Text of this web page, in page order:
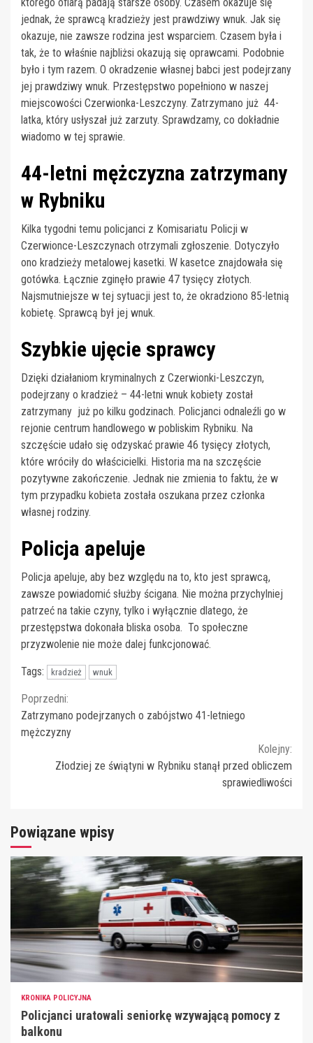
jednak, że sprawcą kradzieży jest prawdziwy wnuk. Jak się
okazuje, nie zawsze rodzina jest wsparciem. Czasem była i
tak, że to właśnie najbliżsi okazują się oprawcami. Podobnie
było i tym razem. O okradzenie własnej babci jest podejrzany
jej prawdziwy wnuk. Przestępstwo popełniono w naszej
miejscowości Czerwionka-Leszczyny. Zatrzymano już 44-
latka, który usłyszał już zarzuty. Sprawdzamy, co dokładnie
wiadomo w tej sprawie.
44-letni mężczyzna zatrzymany
w Rybniku
Kilka tygodni temu policjanci z Komisariatu Policji w
Czerwionce-Leszczynach otrzymali zgłoszenie. Dotyczyło
ono kradzieży metalowej kasetki. W kasetce znajdowała się
gotówka. Łącznie zginęło prawie 47 tysięcy złotych.
Najsmutniejsze w tej sytuacji jest to, że okradziono 85-letnią
kobietę. Sprawcą był jej wnuk.
Szybkie ujęcie sprawcy
Dzięki działaniom kryminalnych z Czerwionki-Leszczyn,
podejrzany o kradzież – 44-letni wnuk kobiety został
zatrzymany już po kilku godzinach. Policjanci odnaleźli go w
rejonie centrum handlowego w pobliskim Rybniku. Na
szczęście udało się odzyskać prawie 46 tysięcy złotych,
które wróciły do właścicielki. Historia ma na szczęście
pozytywne zakończenie. Jednak nie zmienia to faktu, że w
tym przypadku kobieta została oszukana przez członka
własnej rodziny.
Policja apeluje
Policja apeluje, aby bez względu na to, kto jest sprawcą,
zawsze powiadomić służby ścigana. Nie można przychylniej
patrzeć na takie czyny, tylko i wyłącznie dlatego, że
przestępstwa dokonała bliska osoba. To społeczne
przyzwolenie nie może dalej funkcjonować.
Tags: kradzież wnuk
Continue
Reading
Poprzedni:
Zatrzymano podejrzanych o zabójstwo 41-letniego
mężczyzny
Kolejny:
Złodziej ze świątyni w Rybniku stanął przed obliczem
sprawiedliwości
Powiązane wpisy
KRONIKA POLICYJNA
Policjanci uratowali seniorkę wzywającą pomocy z
balkonu